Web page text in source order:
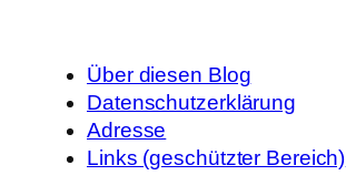
Über diesen Blog
Datenschutzerklärung
Adresse
Links (geschützter Bereich)